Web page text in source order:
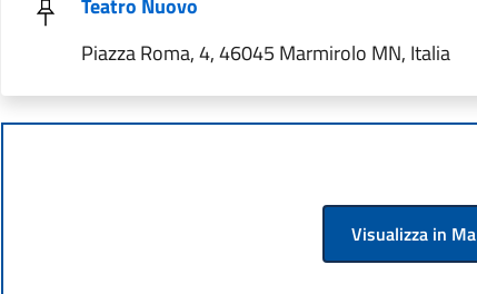
Teatro Nuovo
Piazza Roma, 4, 46045 Marmirolo MN, Italia
Visualizza in